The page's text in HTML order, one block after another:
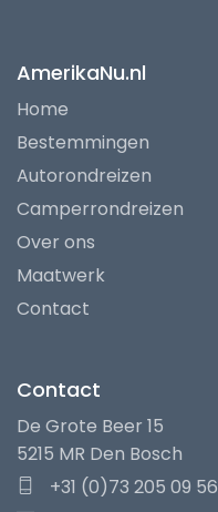
AmerikaNu.nl
Home
Bestemmingen
Autorondreizen
Camperrondreizen
Over ons
Maatwerk
Contact
Contact
De Grote Beer 15
5215 MR Den Bosch
+31 (0)73 205 09 56